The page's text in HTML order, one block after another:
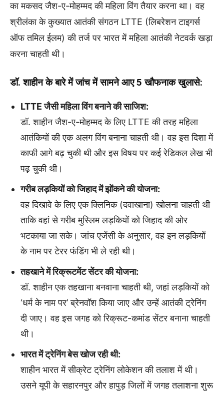
का मकसद जैश-ए-मोहम्मद की महिला विंग तैयार करना था। वह
श्रीलंका के कुख्यात आतंकी संगठन LTTE (लिबरेशन टाइगर्स
ऑफ तमिल ईलम) की तर्ज पर भारत में महिला आतंकी नेटवर्क खड़ा
करना चाहती थी।
डॉ. शाहीन के बारे में जांच में सामने आए 5 खौफनाक खुलासे:
LTTE जैसी महिला विंग बनाने की साजिश:
डॉ. शाहीन जैश-ए-मोहम्मद के लिए LTTE की तरह महिला
आतंकियों की एक अलग विंग बनाना चाहती थी। वह इस दिशा में
काफी आगे बढ़ चुकी थी और इस विषय पर कई रेडिकल लेख भी
पढ़ चुकी थी।
गरीब लड़कियों को जिहाद में झोंकने की योजना:
वह दिखावे के लिए एक क्लिनिक (दवाखाना) खोलना चाहती थी
ताकि वहां से गरीब मुस्लिम लड़कियों को जिहाद की ओर
भटकाया जा सके। जांच एजेंसी के अनुसार, वह इन लड़कियों
के नाम पर टेरर फंडिंग भी ले रही थी।
तहखाने में रिक्रूटमेंट सेंटर की योजना:
डॉ. शाहीन एक तहखाना बनवाना चाहती थी, जहां लड़कियों को
‘धर्म के नाम पर’ ब्रेनवॉश किया जाए और उन्हें आतंकी ट्रेनिंग
दी जाए। वह इस जगह को रिक्रूट-कमांड सेंटर बनाना चाहती
थी।
भारत में ट्रेनिंग बेस खोज रही थी:
शाहीन भारत में सीक्रेट ट्रेनिंग लोकेशन की तलाश में थी।
उसने यूपी के सहारनपुर और हापुड़ जिलों में जगह तलाशना शुरू